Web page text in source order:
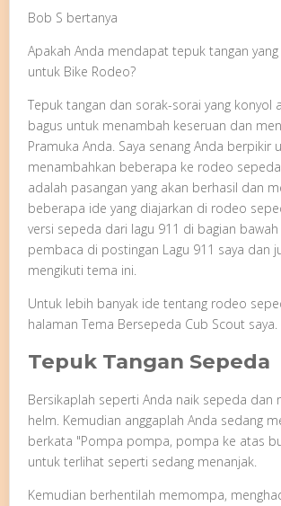
Bob S bertanya
Apakah Anda mendapat tepuk tangan
untuk Bike Rodeo?
Tepuk tangan dan sorak-sorai yang konyol
bagus untuk menambah keseruan dan
Pramuka Anda. Saya senang Anda berpikir
menambahkan beberapa ke rodeo
adalah pasangan yang akan berhasil dan
beberapa ide yang diajarkan di rodeo
versi sepeda dari lagu 911 di bagian
pembaca di postingan Lagu 911 saya dan
mengikuti tema ini.
Untuk lebih banyak ide tentang rodeo
halaman Tema Bersepeda Cub Scout saya.
Tepuk Tangan Sepeda
Bersikaplah seperti Anda naik sepeda dan
helm. Kemudian anggaplah Anda sedang
berkata "Pompa pompa, pompa ke atas
untuk terlihat seperti sedang menanjak.
Kemudian berhentilah memompa,